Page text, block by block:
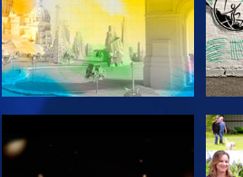
UTFORSK SERIEN